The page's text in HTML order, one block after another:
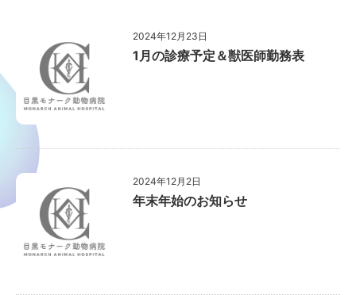
2024年12月23日
1月の診療予定＆獣医師勤務表
2024年12月2日
年末年始のお知らせ